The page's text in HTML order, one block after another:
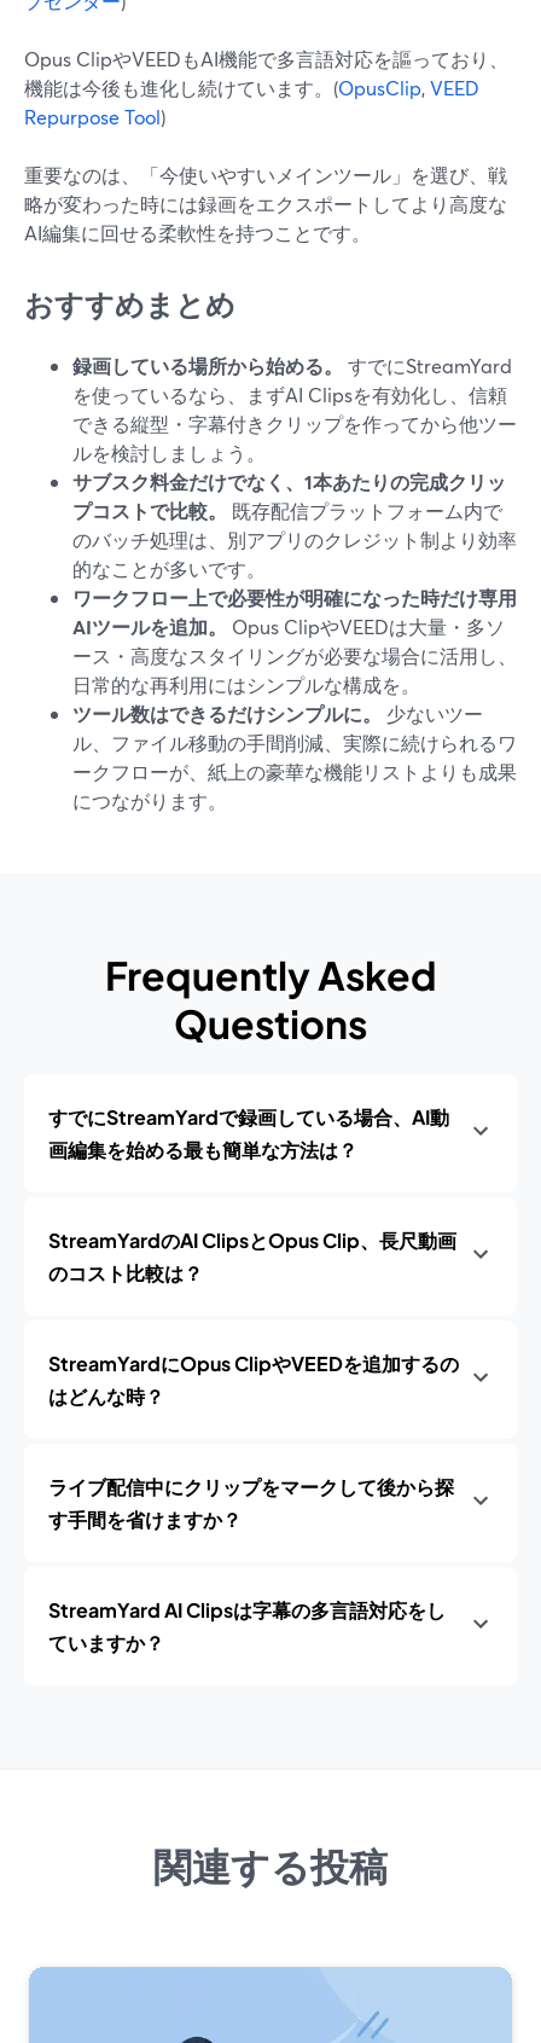
Opus ClipやVEEDもAI機能で多言語対応を謳っており、
機能は今後も進化し続けています。(OpusClip,VEED
Repurpose Tool)
重要なのは、「今使いやすいメインツール」を選び、戦
略が変わった時には録画をエクスポートしてより高度な
AI編集に回せる柔軟性を持つことです。
おすすめまとめ
録画している場所から始める。
すでにStreamYard
を使っているなら、まずAI Clipsを有効化し、信頼
できる縦型・字幕付きクリップを作ってから他ツー
ルを検討しましょう。
サブスク料金だけでなく、1本あたりの完成クリッ
プコストで比較。
既存配信プラットフォーム内で
のバッチ処理は、別アプリのクレジット制より効率
的なことが多いです。
ワークフロー上で必要性が明確になった時だけ専用
AIツールを追加。
Opus ClipやVEEDは大量・多ソ
ース・高度なスタイリングが必要な場合に活用し、
日常的な再利用にはシンプルな構成を。
ツール数はできるだけシンプルに。
少ないツー
ル、ファイル移動の手間削減、実際に続けられるワ
ークフローが、紙上の豪華な機能リストよりも成果
につながります。
Frequently Asked
Questions
すでにStreamYardで録画している場合、AI動
画編集を始める最も簡単な方法は？
StreamYardのAI ClipsとOpus Clip、長尺動画
のコスト比較は？
StreamYardにOpus ClipやVEEDを追加するの
はどんな時？
ライブ配信中にクリップをマークして後から探
す手間を省けますか？
StreamYard AI Clipsは字幕の多言語対応をし
ていますか？
関連する投稿